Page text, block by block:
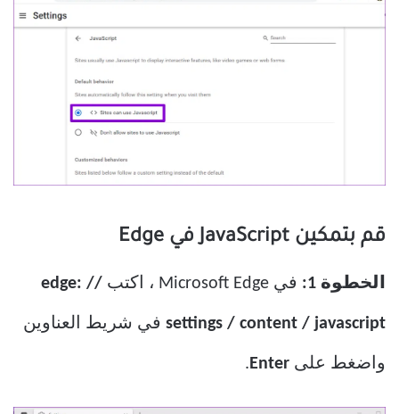
قم بتمكين JavaScript في Edge
الخطوة 1: في Microsoft Edge ، اكتب edge: //
settings / content / javascript في شريط العناوين
واضغط على Enter
.